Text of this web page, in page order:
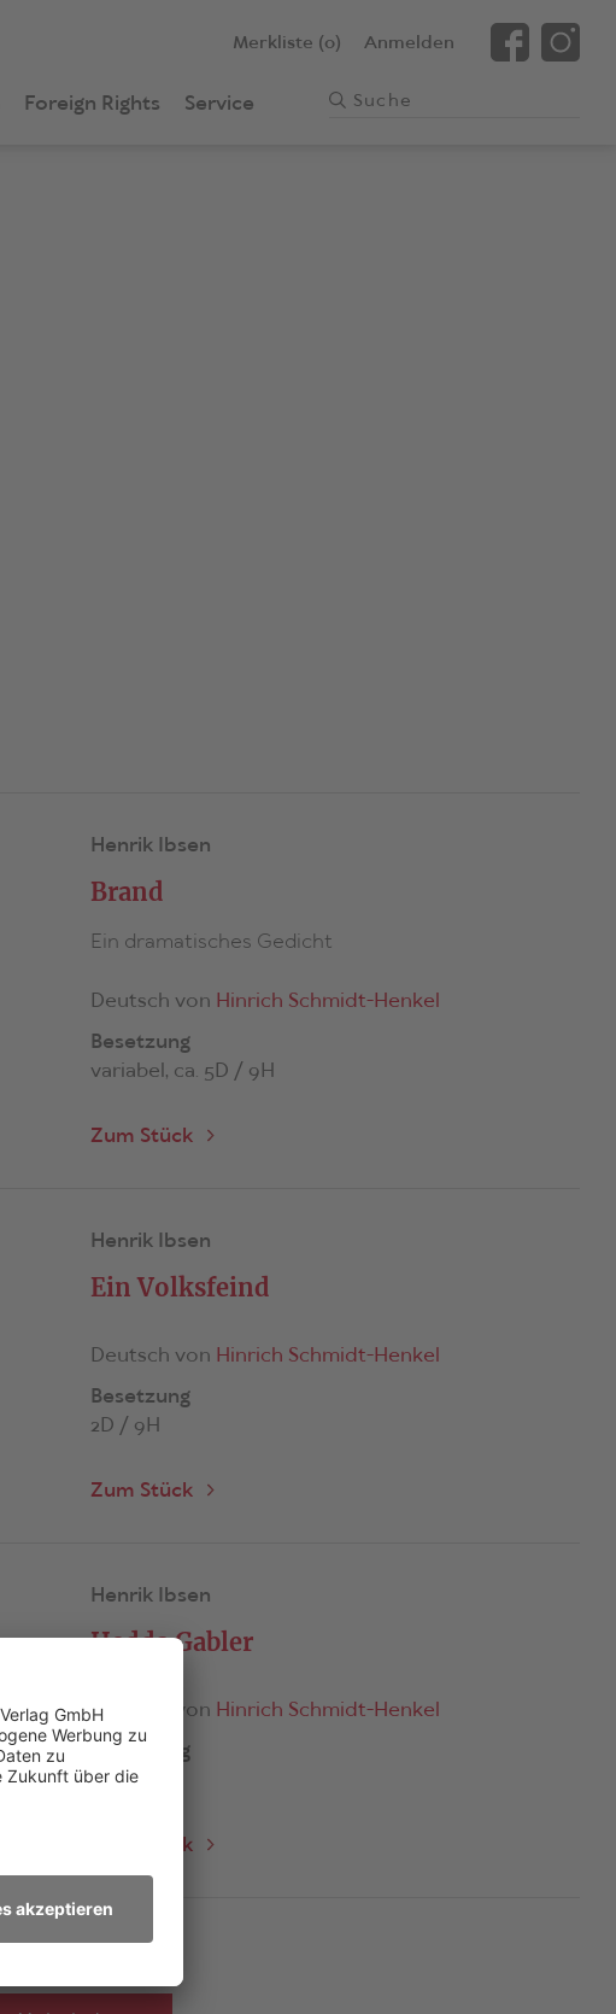
Merkliste (0) Anmelden
Foreign Rights Service
Henrik Ibsen
Brand
Ein dramatisches Gedicht
Deutsch von Hinrich Schmidt-Henkel
Besetzung
variabel, ca. 5D / 9H
Zum Stück
Henrik Ibsen
Ein Volksfeind
Deutsch von Hinrich Schmidt-Henkel
Besetzung
2D / 9H
Zum Stück
Henrik Ibsen
Hedda Gabler
Deutsch von Hinrich Schmidt-Henkel
Besetzung
4D / 3H
Zum Stück